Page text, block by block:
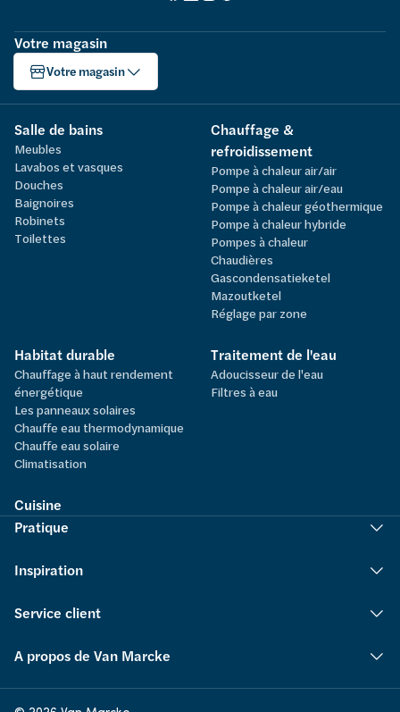
Votre magasin
Votre magasin
Salle de bains
Meubles
Lavabos et vasques
Douches
Baignoires
Robinets
Toilettes
Chauffage &
refroidissement
Pompe à chaleur air/air
Pompe à chaleur air/eau
Pompe à chaleur géothermique
Pompe à chaleur hybride
Pompes à chaleur
Chaudières
Gascondensatieketel
Mazoutketel
Réglage par zone
Habitat durable
Chauffage à haut rendement
énergétique
Les panneaux solaires
Chauffe eau thermodynamique
Chauffe eau solaire
Climatisation
Traitement de l'eau
Adoucisseur de l'eau
Filtres à eau
Cuisine
Pratique
Inspiration
Service client
A propos de Van Marcke